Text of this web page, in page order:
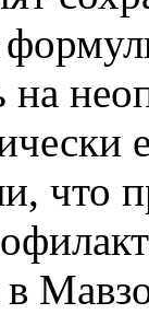
что